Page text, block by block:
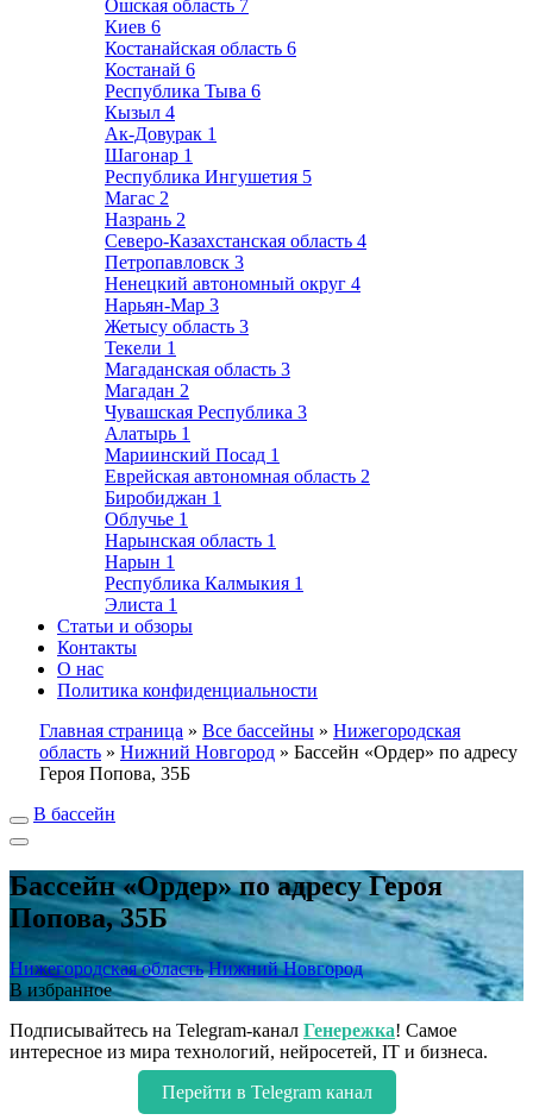
Ошская область 7
Киев 6
Костанайская область 6
Костанай 6
Республика Тыва 6
Кызыл 4
Ак-Довурак 1
Шагонар 1
Республика Ингушетия 5
Магас 2
Назрань 2
Северо-Казахстанская область 4
Петропавловск 3
Ненецкий автономный округ 4
Нарьян-Мар 3
Жетысу область 3
Текели 1
Магаданская область 3
Магадан 2
Чувашская Республика 3
Алатырь 1
Мариинский Посад 1
Еврейская автономная область 2
Биробиджан 1
Облучье 1
Нарынская область 1
Нарын 1
Республика Калмыкия 1
Элиста 1
Статьи и обзоры
Контакты
О нас
Политика конфиденциальности
Главная страница » Все бассейны » Нижегородская
область » Нижний Новгород » Бассейн «Ордер» по адресу
Героя Попова, 35Б
В бассейн
Бассейн «Ордер» по адресу Героя
Попова, 35Б
Нижегородская область Нижний Новгород
В избранное
Подписывайтесь на Telegram-канал Генережка! Самое
интересное из мира технологий, нейросетей, IT и бизнеса.
Перейти в Telegram канал